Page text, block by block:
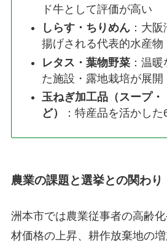
ド牛として評価が高い
しらす・ちりめん ：大
揚げされる代表的水産物
レタス・葉物野菜 ：温
た施設・露地栽培が展開
玉ねぎ加工品（スープ
ど）
：特産品を活かし
農業の課題と選挙との関わり
洲本市では農業従事者の高齢
材価格の上昇、耕作放棄地の